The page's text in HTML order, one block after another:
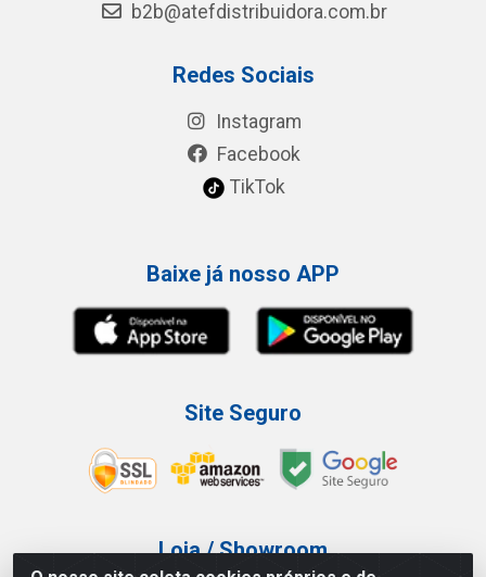
b2b@atefdistribuidora.com.br
Redes Sociais
Instagram
Facebook
TikTok
Baixe já nosso APP
Site Seguro
Loja / Showroom